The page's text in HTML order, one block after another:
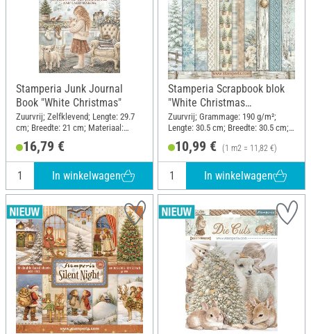
Stamperia Junk Journal
Book "White Christmas"
Zuurvrij; Zelfklevend; Lengte: 29.7
cm; Breedte: 21 cm; Materiaal:
16,79 €
In winkelwagen
Stamperia Scrapbook blok
"White Christmas
Backgrounds"
Zuurvrij; Grammage: 190 g/m²;
Lengte: 30.5 cm; Breedte: 30.5 cm;
10,99 € (1 m2 = 11,82 €)
In winkelwagen